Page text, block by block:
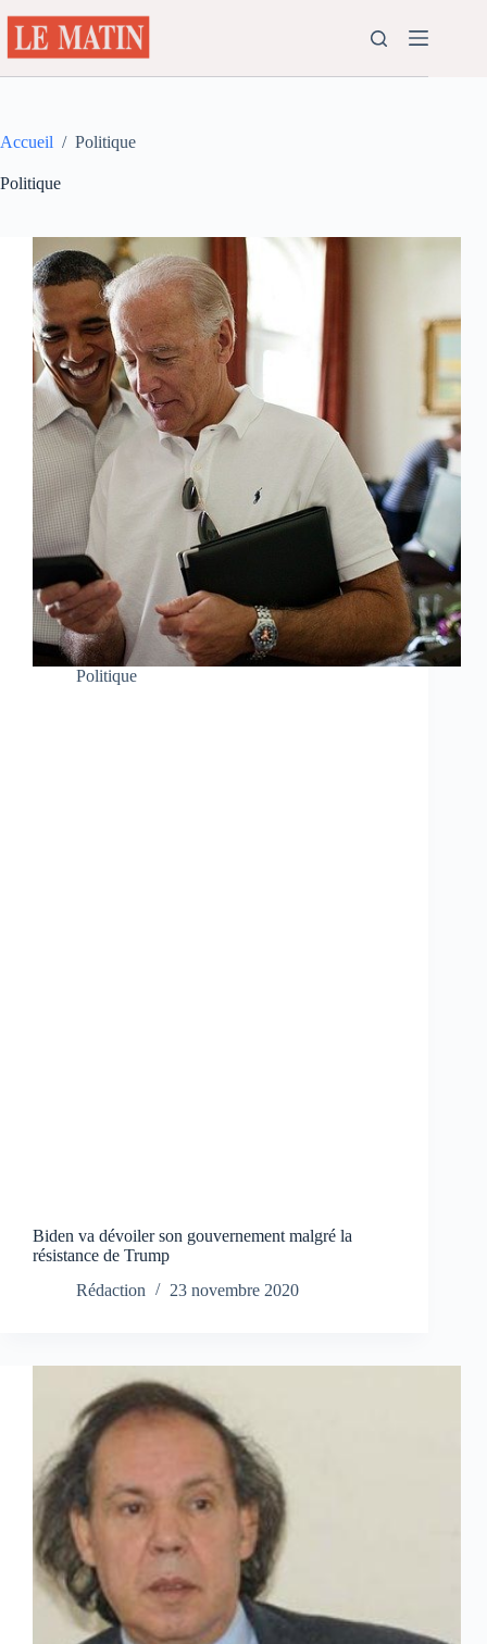
au
contenu
Accueil / Politique
Politique
Politique
Biden va dévoiler son gouvernement malgré la
résistance de Trump
Rédaction
23 novembre 2020